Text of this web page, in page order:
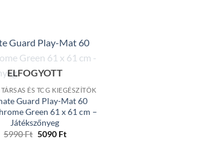
ELFOGYOTT
ÉS TCG KIEGÉSZÍTŐK
Guard Play-Mat 60
Green 61 x 61 cm –
Játékszőnyeg
5990Ft Original
5090 FtCurrent